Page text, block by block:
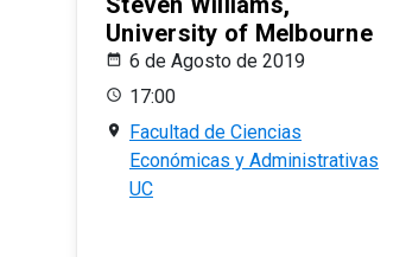
University of Melbourne
6 de Agosto de 2019
17:00
Facultad de Ciencias
Económicas y Administrativas
UC